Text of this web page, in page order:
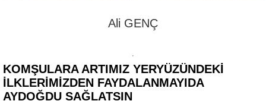
Ali GENÇ
KOMŞULARA ARTIMIZ YERYÜZÜNDEKİ
İLKLERİMİZDEN FAYDALANMAYIDA
AYDOĞDU SAĞLATSIN